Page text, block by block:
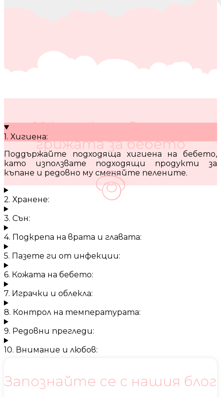
10 кратки съвета за
грижата за бебето
1. Хигиена:
Поддържайте подходяща хигиена на бебето,
като използвате подходящи продукти за
къпане и редовно му сменяйте пелените.
2. Хранене:
3. Сън:
4. Подкрепа на врата и главата:
5. Пазете ги от инфекции:
6. Кожата на бебето:
7. Играчки и облекла:
8. Контрол на температурата:
9. Редовни прегледи:
10. Внимание и любов:
Запознайте се с нашия блог